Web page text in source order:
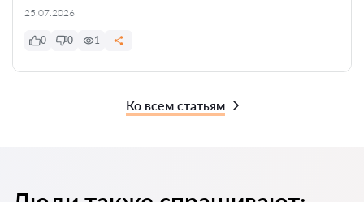
25.07.2026
0 0 1
Ко всем статьям